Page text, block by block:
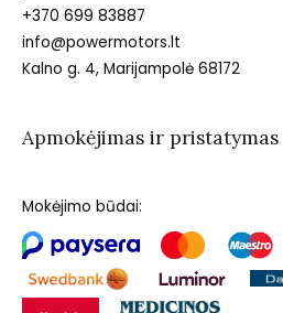
+370 699 83887
info@powermotors.lt
Kalno g. 4, Marijampolė 68172
Apmokėjimas ir pristatymas
Mokėjimo būdai: